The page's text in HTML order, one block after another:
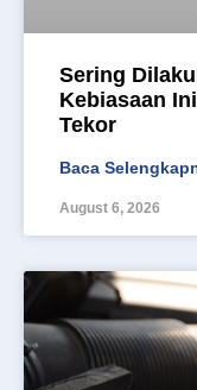
Sering
Kebiasaan
Tekor
Baca
August 6, 2026